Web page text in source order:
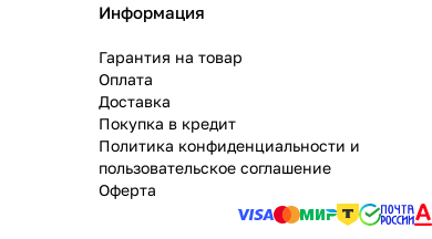
Информация
Гарантия на товар
Оплата
Доставка
Покупка в кредит
Политика конфиденциальности и
пользовательское соглашение
Оферта